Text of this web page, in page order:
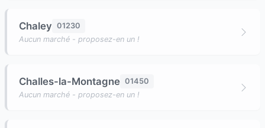
Chaley 01230
Aucun marché - proposez-en un !
Challes-la-Montagne 01450
Aucun marché - proposez-en un !